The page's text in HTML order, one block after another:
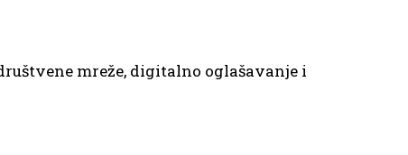
mreže, digitalno oglašavanje i